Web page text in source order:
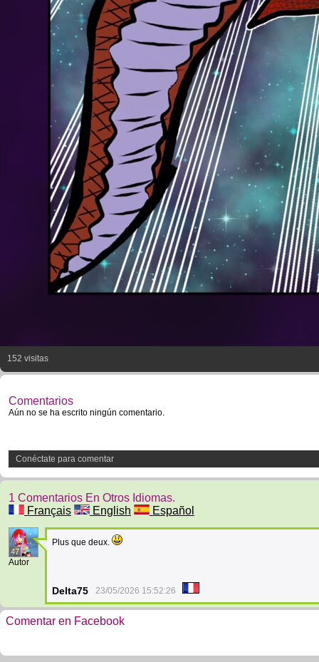
152 visitas
Comentarios
Aún no se ha escrito ningún comentario.
Conéctate para comentar
1 Comentarios En Otros Idiomas.
Français
English Español
47
Autor
Plus que deux.
Delta75 23/05/2026 15:52:26
Comentar en Facebook